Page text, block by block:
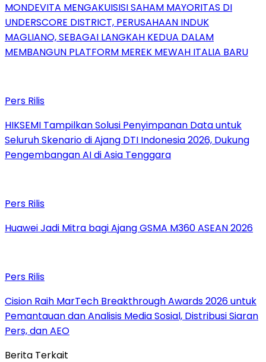
MONDEVITA MENGAKUISISI SAHAM MAYORITAS DI
UNDERSCORE DISTRICT, PERUSAHAAN INDUK
MAGLIANO, SEBAGAI LANGKAH KEDUA DALAM
MEMBANGUN PLATFORM MEREK MEWAH ITALIA BARU
Pers Rilis
HIKSEMI Tampilkan Solusi Penyimpanan Data untuk
Seluruh Skenario di Ajang DTI Indonesia 2026, Dukung
Pengembangan AI di Asia Tenggara
Pers Rilis
Huawei Jadi Mitra bagi Ajang GSMA M360 ASEAN 2026
Pers Rilis
Cision Raih MarTech Breakthrough Awards 2026 untuk
Pemantauan dan Analisis Media Sosial, Distribusi Siaran
Pers, dan AEO
Berita Terkait